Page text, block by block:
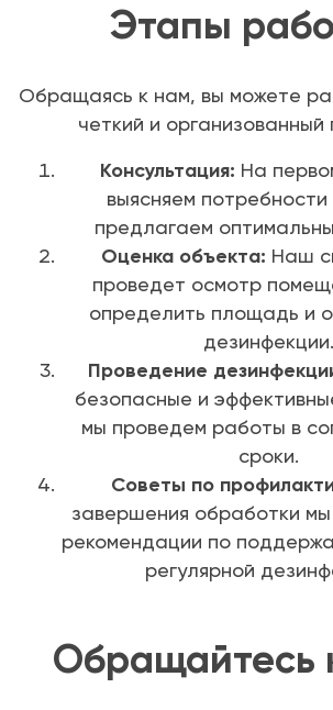
Этапы
Обращаясь к нам, вы можете
четкий и организованный
Консультация: На
выясняем
предлагаем
Оценка объекта: Наш
проведет осмотр
определить площадь и
дезинфекции.
Проведение
безопасные и
мы проведем работы в
сроки.
Советы по
завершения обработки
рекомендации по
регулярной
Обращайтесь